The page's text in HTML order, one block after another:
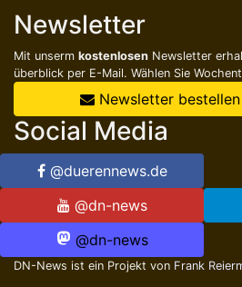
Newsletter
Mit unserm kostenlosen Newsletter
überblick per E-Mail. Wählen Sie
Newsletter
Social Media
@duerennews.de
@dn-news
@dn-news
DN-News ist ein Projekt von Frank